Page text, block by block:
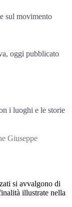
sul movimento
oggi pubblicato
i luoghi e le storie
Giuseppe
si avvalgono di
illustrate nella